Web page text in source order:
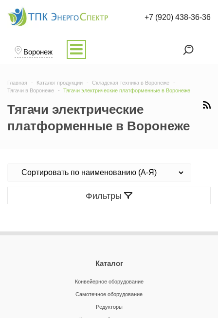
Воронеж
+7 (920) 438-36-36
Главная Каталог продукции
Складская техника в Воронеже
Тягачи в Воронеже
Тягачи электрические платформенные в Воронеже
Тягачи электрические
платформенные в Воронеже
Фильтры
Каталог
Конвейерное оборудование
Самотечное оборудование
Редукторы